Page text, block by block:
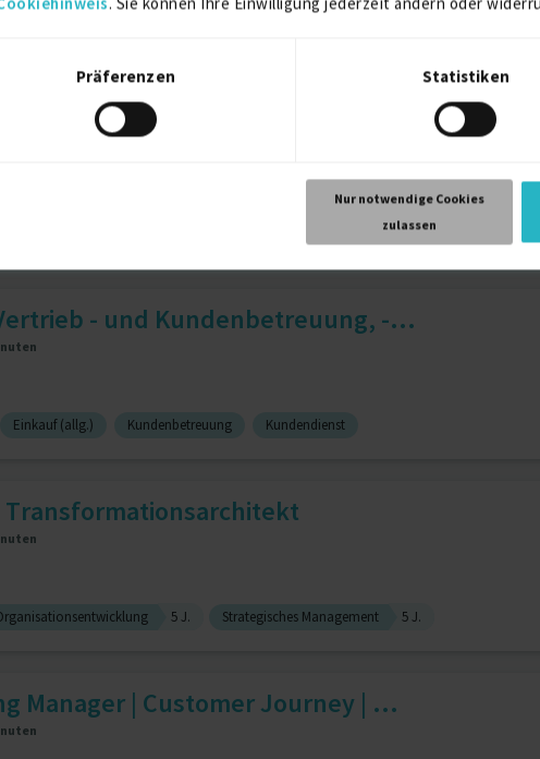
Präferenzen Statistiken
Nur notwendige Cookies
zulassen
& Consultant
Agile Methodologie 4 J.
- und Kundenbetreuung, -...
Einkauf (allg.) Kundenbetreuung Kundendienst
Transformationsarchitekt
5 J. Strategisches Management 5 J.
Manager | Customer Journey | ...